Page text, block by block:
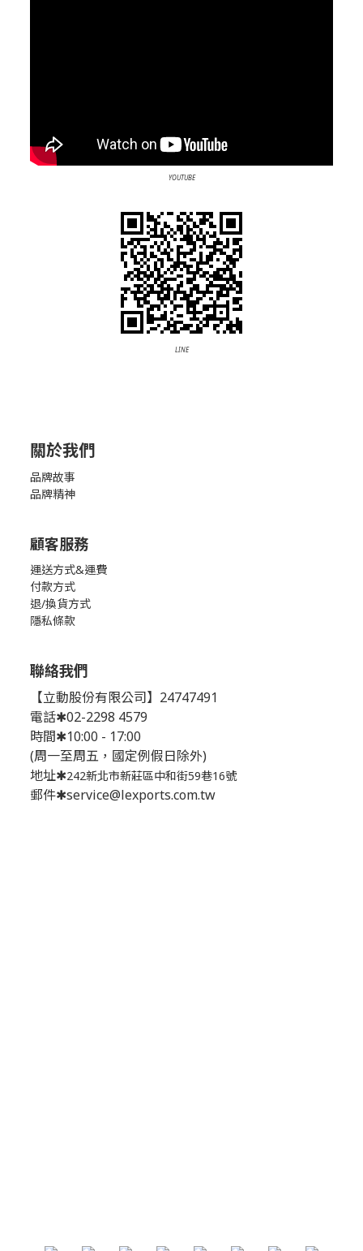
YOUTUBE
LINE
關於我們
品牌故事
品牌精神
顧客服務
運送方式&運費
付款方式
退/換貨方式
隱私條款
聯絡我們
【立動股份有限公司】24747491
電話✱02-2298 4579
時間✱10:00 - 17:00
(周一至周五，國定例假日除外)
地址✱242新北市新莊區中和街59巷16號
郵件✱service@lexports.com.tw